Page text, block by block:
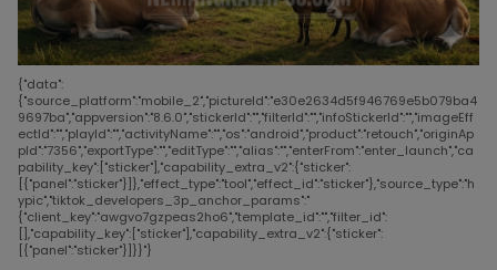
{"data":
{"source_platform":"mobile_2","pictureId":"e30e2634d5f946769e5b079ba4
9697ba","appversion":"8.6.0","stickerId":"","filterId":"","infoStickerId":"","imageEff
ectId":"","playId":"","activityName":"","os":"android","product":"retouch","originAp
pId":"7356","exportType":"","editType":"","alias":"","enterFrom":"enter_launch","ca
pability_key":["sticker"],"capability_extra_v2":{"sticker":
[{"panel":"sticker"}]},"effect_type":"tool","effect_id":"sticker"},"source_type":"h
ypic","tiktok_developers_3p_anchor_params":"
{"client_key":"awgvo7gzpeas2ho6","template_id":"","filter_id":
[],"capability_key":["sticker"],"capability_extra_v2":{"sticker":
[{"panel":"sticker"}]}}"}